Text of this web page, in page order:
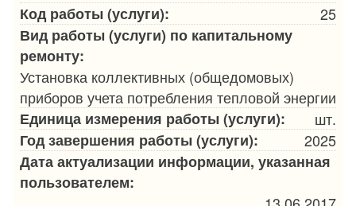
Код работы (услуги):
25
Вид работы (услуги) по капитальному
ремонту:
Установка коллективных (общедомовых)
приборов учета потребления тепловой энергии
Единица измерения работы (услуги):
шт.
Год завершения работы (услуги):
2025
Дата актуализации информации, указанная
пользователем: